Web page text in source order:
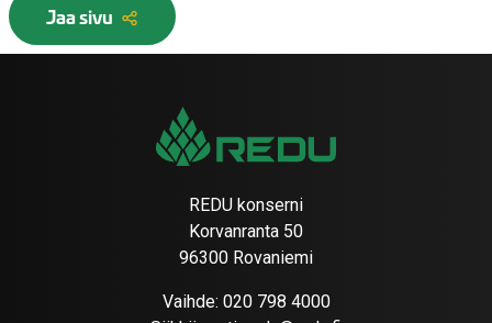
Jaa sivu
REDU konserni
Korvanranta 50
96300 Rovaniemi
Vaihde: 020 798 4000